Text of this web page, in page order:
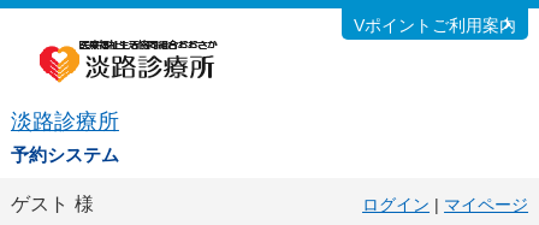
淡路診療所
予約システム
Vポイントご利用案内
ゲスト 様 ログイン | マイページ